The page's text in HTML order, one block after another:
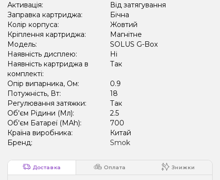
Активація:
Від затягування
Заправка картриджа:
Бічна
Колір корпуса:
Жовтий
Кріплення картриджа:
Магнітне
Модель:
SOLUS G-Box
Наявність дисплею:
Ні
Наявність картриджа в
комплекті:
Так
Опір випарника, Ом:
0.9
Потужність, Вт:
18
Регулювання затяжки:
Так
Об'єм Рідини (Мл):
2.5
Об'єм Батареї (MAh):
700
Країна виробника:
Китай
Бренд:
Smok
Доставка Оплата Знижки